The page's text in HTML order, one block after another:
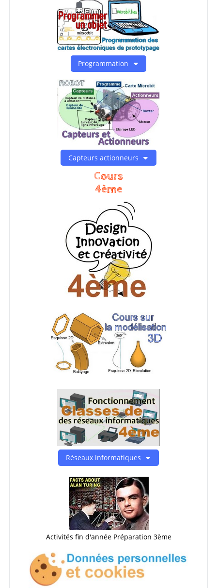
Programmation
Capteurs actionneurs
Cours
4ème
Réseaux informatiques
Activités fin d'année Préparation 3ème